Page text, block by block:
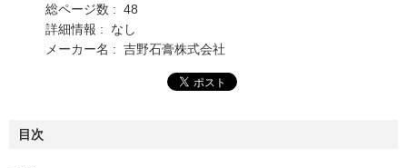
総ページ数 : 48
詳細情報 : なし
メーカー名 : 吉野石膏株式会社
目次